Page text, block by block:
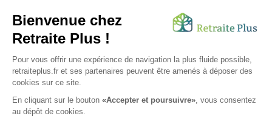
ainés.
Lire l'article
Vous avez besoin d’une aide de nos équipes ?
Obtenir les tarifs & disponibilités